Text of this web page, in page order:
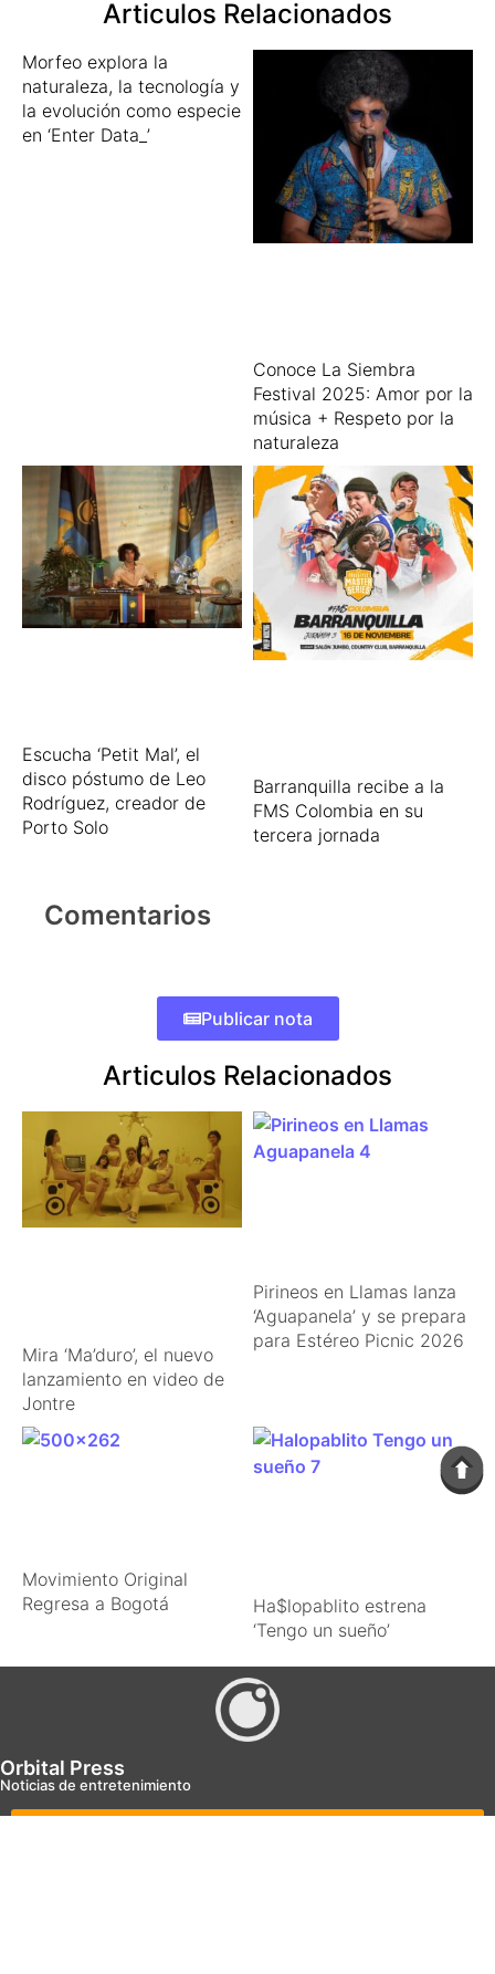
Articulos Relacionados
Morfeo explora la
naturaleza, la tecnología y
la evolución como especie
en ‘Enter Data_’
Conoce La Siembra
Festival 2025: Amor por la
música + Respeto por la
naturaleza
Escucha ‘Petit Mal’, el
disco póstumo de Leo
Rodríguez, creador de
Porto Solo
Barranquilla recibe a la
FMS Colombia en su
tercera jornada
Comentarios
Publicar nota
Articulos Relacionados
Mira ‘Ma’duro’, el nuevo
lanzamiento en video de
Jontre
Pirineos en Llamas lanza
‘Aguapanela’ y se prepara
para Estéreo Picnic 2026
Movimiento Original
Regresa a Bogotá
Ha$lopablito estrena
‘Tengo un sueño’
Orbital Press
Noticias de entretenimiento